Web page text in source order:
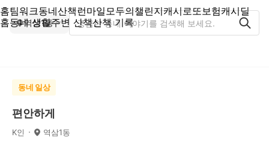
홈팀워크동네산책런마일모두의챌린지캐시로또보험캐시딜
홈동네 생활주변 산책산책 기록
역삼1동
동네 일상
편안하게
K인 역삼1동